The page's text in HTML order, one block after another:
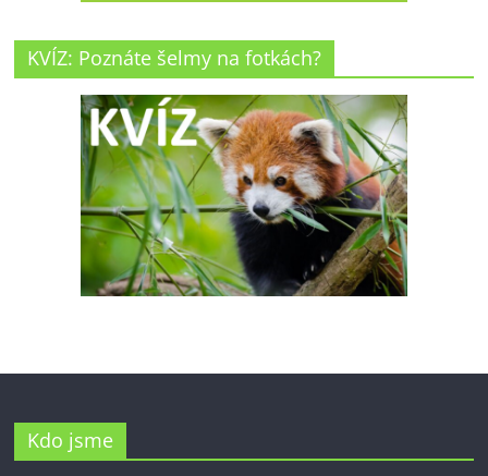
KVÍZ: Poznáte šelmy na fotkách?
Kdo jsme